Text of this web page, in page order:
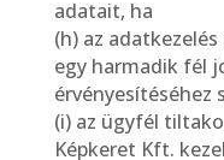
adatait, ha
(h) az
egy harmadik fél
érvényesítéséhez
(i) az ügyfél
Képkeret Kft.